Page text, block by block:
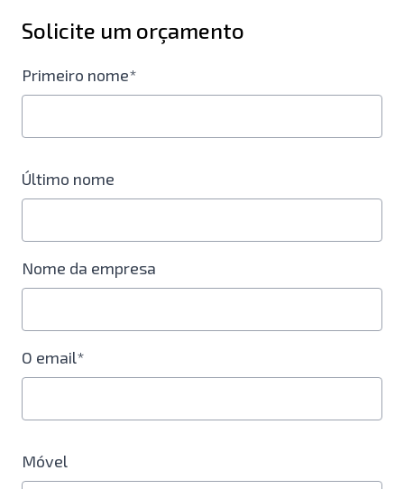
Solicite um orçamento
Primeiro nome*
Último nome
Nome da empresa
O email*
Móvel